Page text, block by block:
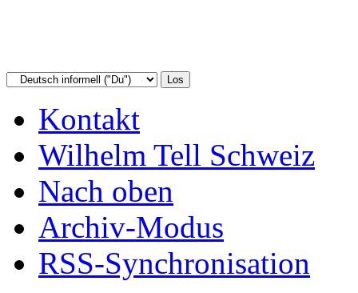
Kontakt
Wilhelm Tell Schweiz
Nach oben
Archiv-Modus
RSS-Synchronisation